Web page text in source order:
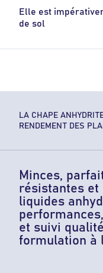
Elle est
de sol
LA CHAPE
RENDEMENT DES
Minces,
résistantes et
liquides
et suivi
formulation à